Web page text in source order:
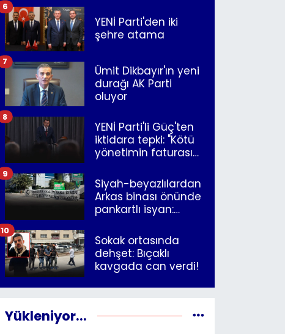
YENİ Parti'den iki
şehre atama
6
Ümit Dikbayır'ın yeni
durağı AK Parti
oluyor
7
YENİ Parti'li Güç'ten
iktidara tepki: "Kötü
yönetimin faturasını
8
Siyah-beyazlılardan
Arkas binası önünde
pankartlı isyan:
İzmir"
9
Sokak ortasında
dehşet: Bıçaklı
kavgada can verdi!
10
Yükleniyor...